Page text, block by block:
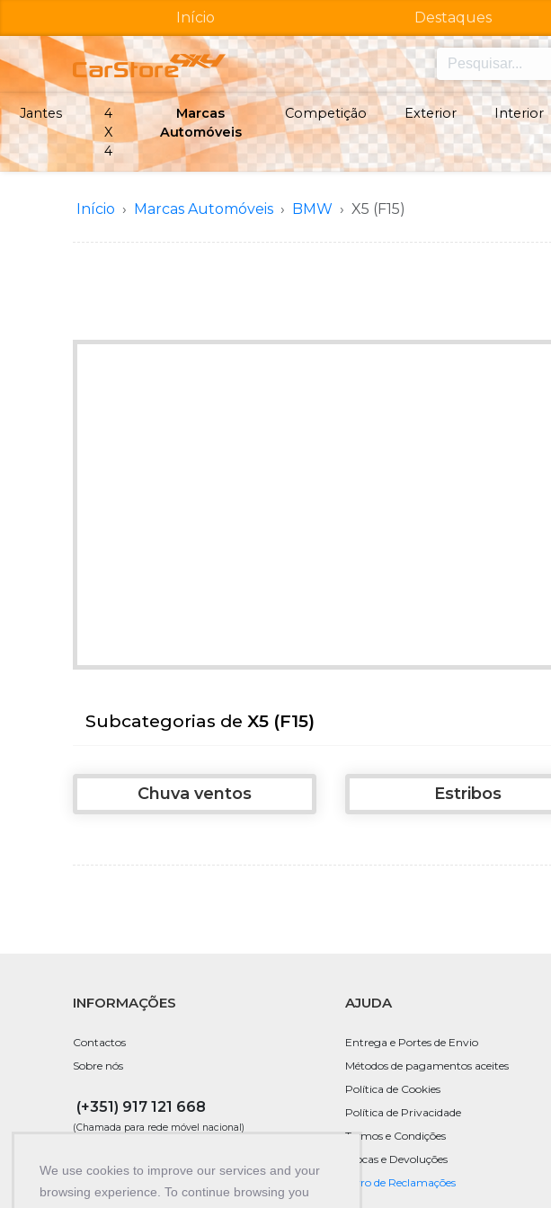
We use cookies to improve our services and your
browsing experience. To continue browsing you
Início Destaques
Jantes
4
X
4
Marcas
Automóveis
Competição Exterior Interior
Início Marcas Automóveis BMW X5 (F15)
Subcategorias de X5 (F15)
Chuva ventos Estribos
INFORMAÇÕES
Contactos
Sobre nós
(+351) 917 121 668
(Chamada para rede móvel nacional)
249 247 781
(Chamada para rede fixa nacional)
AJUDA
Entrega e Portes de Envio
Métodos de pagamentos aceites
Política de Cookies
Política de Privacidade
Termos e Condições
Trocas e Devoluções
Livro de Reclamações